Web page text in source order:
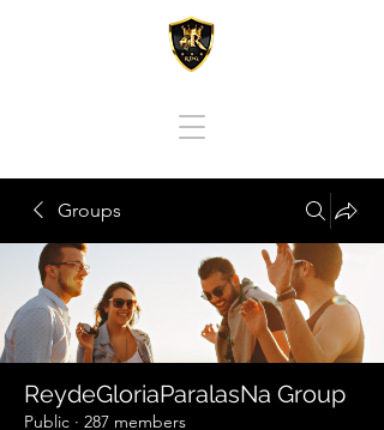
Groups
ReydeGloriaParalasNa Group
Public · 287 members